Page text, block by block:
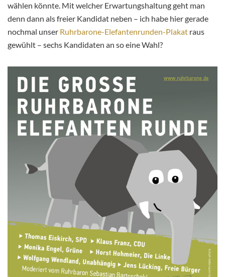
wählen könnte. Mit welcher Erwartungshaltung geht man
denn dann als freier Kandidat neben – ich habe hier gerade
nochmal unser Ruhrbarone-Elefantenrunden-Plakat raus
gewühlt – sechs Kandidaten an so eine Wahl?